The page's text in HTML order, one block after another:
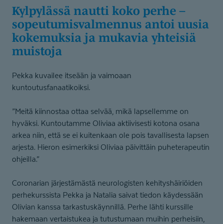
Kylpylässä nautti koko perhe –
sopeutumis­val­mennus antoi uusia
kokemuksia ja mukavia yhteisiä
muistoja
Pekka kuvailee itseään ja vaimoaan
kuntoutusfanaatikoiksi.
”Meitä kiinnostaa ottaa selvää, mikä lapsellemme on
hyväksi. Kuntoutamme Oliviaa aktiivisesti kotona osana
arkea niin, että se ei kuitenkaan ole pois tavallisesta lapsen
arjesta. Hieron esimerkiksi Oliviaa päivittäin puheterapeutin
ohjeilla.”
Coronarian järjestämästä neurologisten kehityshäiriöiden
perhekurssista Pekka ja Natalia saivat tiedon käydessään
Olivian kanssa tarkastuskäynnillä. Perhe lähti kurssille
hakemaan vertaistukea ja tutustumaan muihin perheisiin,